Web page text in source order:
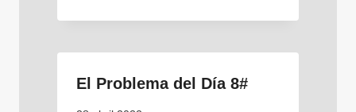
El Problema del Día 8#